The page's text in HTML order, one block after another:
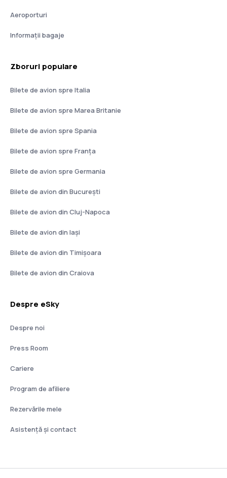
Aeroporturi
Informații bagaje
Zboruri populare
Bilete de avion spre Italia
Bilete de avion spre Marea Britanie
Bilete de avion spre Spania
Bilete de avion spre Franţa
Bilete de avion spre Germania
Bilete de avion din București
Bilete de avion din Cluj-Napoca
Bilete de avion din Iași
Bilete de avion din Timișoara
Bilete de avion din Craiova
Despre eSky
Despre noi
Press Room
Cariere
Program de afiliere
Rezervările mele
Asistenţă şi contact